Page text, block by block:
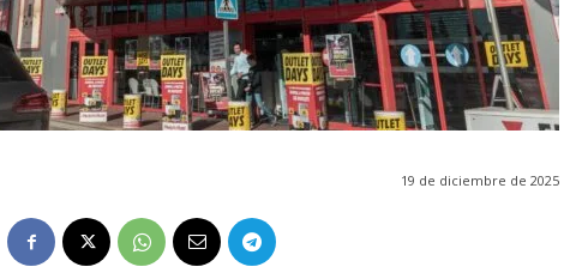
19 de diciembre de 2025